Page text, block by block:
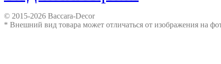
© 2015-2026 Baccara-Decor
* Внешний вид товара может отличаться от изображения на